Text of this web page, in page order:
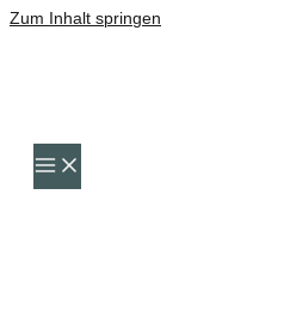
Zum Inhalt springen